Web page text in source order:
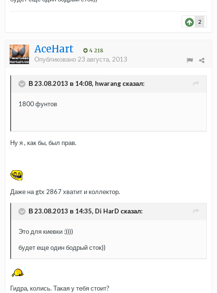
2
AceHart 4 218
Опубликовано 23 августа, 2013
В 23.08.2013 в 14:08, hwarang сказал:
1800 фунтов
Ну я , как бы, был прав.
Даже на gtx 2867 хватит и коллектор.
В 23.08.2013 в 14:35, Di HarD сказал:
Это для киевки :))))
будет еще один бодрый сток))
Гидра, колись. Такая у тебя стоит?